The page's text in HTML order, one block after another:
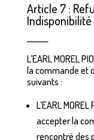
Article 7 :
L’EARL MOREL
la commande et
suivants :
L’EARL
accepter la
rencontré des